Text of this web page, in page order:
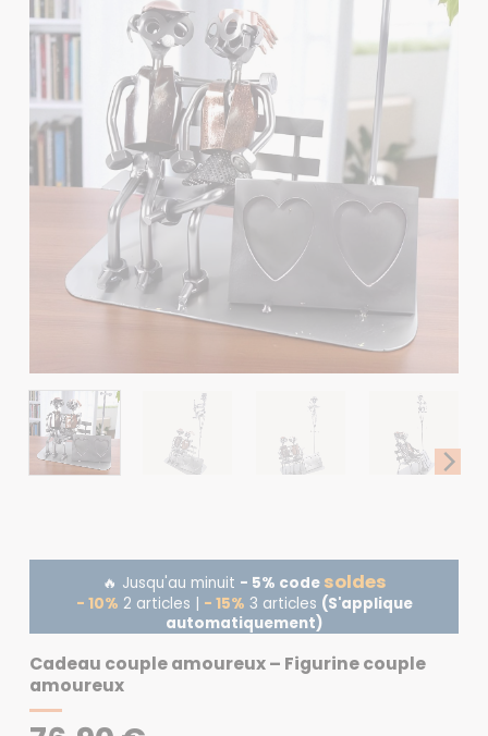
🔥 Jusqu'au minuit - 5% code soldes
- 10% 2 articles | - 15% 3 articles (S'applique
automatiquement)
Cadeau couple amoureux – Figurine couple
amoureux